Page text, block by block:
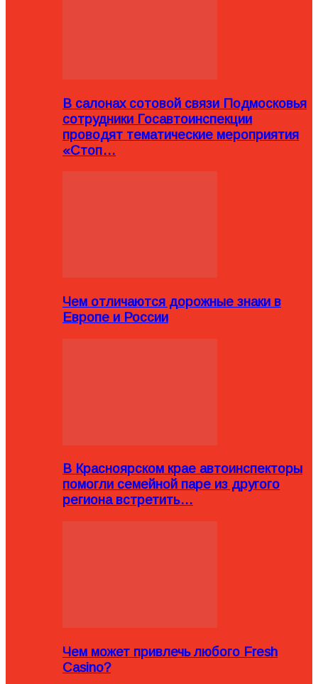
В салонах сотовой связи Подмосковья
сотрудники Госавтоинспекции
проводят тематические мероприятия
«Стоп…
Чем отличаются дорожные знаки в
Европе и России
В Красноярском крае автоинспекторы
помогли семейной паре из другого
региона встретить…
Чем может привлечь любого Fresh
Casino?